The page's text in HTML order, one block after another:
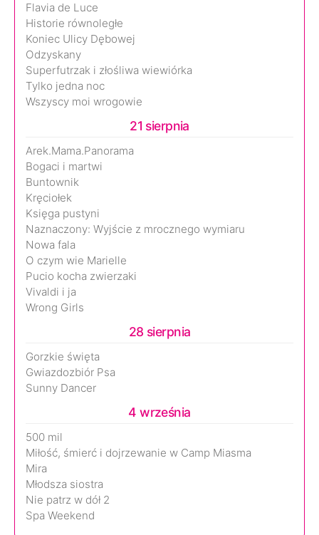
Flavia de Luce
Historie równoległe
Koniec Ulicy Dębowej
Odzyskany
Superfutrzak i złośliwa wiewiórka
Tylko jedna noc
Wszyscy moi wrogowie
21 sierpnia
Arek.Mama.Panorama
Bogaci i martwi
Buntownik
Kręciołek
Księga pustyni
Naznaczony: Wyjście z mrocznego wymiaru
Nowa fala
O czym wie Marielle
Pucio kocha zwierzaki
Vivaldi i ja
Wrong Girls
28 sierpnia
Gorzkie święta
Gwiazdozbiór Psa
Sunny Dancer
4 września
500 mil
Miłość, śmierć i dojrzewanie w Camp Miasma
Mira
Młodsza siostra
Nie patrz w dół 2
Spa Weekend